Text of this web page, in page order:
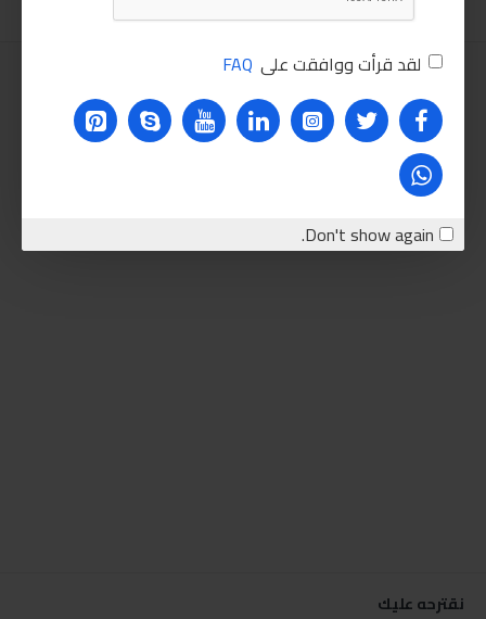
لقد قرأت ووافقت على FAQ
Don't show again.
نقترحه عليك